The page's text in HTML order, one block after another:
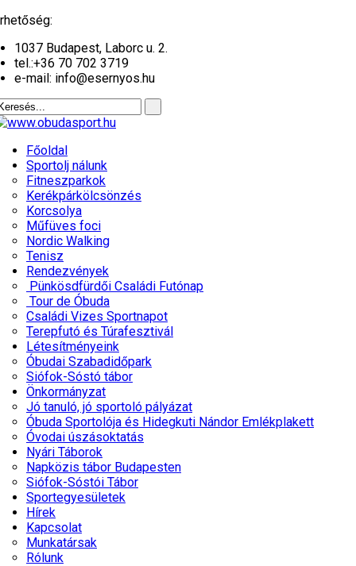
1037 Budapest, Laborc u. 2.
tel.:+36 70 702 3719
e-mail: info@esernyos.hu
Főoldal
Sportolj nálunk
Fitneszparkok
Kerékpárkölcsönzés
Korcsolya
Műfüves foci
Nordic Walking
Tenisz
Rendezvények
Pünkösdfürdői Családi Futónap
Tour de Óbuda
Családi Vizes Sportnapot
Terepfutó és Túrafesztivál
Létesítményeink
Óbudai Szabadidőpark
Siófok-Sóstó tábor
Önkormányzat
Jó tanuló, jó sportoló pályázat
Óbuda Sportolója és Hidegkuti Nándor Emlékplakett
Óvodai úszásoktatás
Nyári Táborok
Napközis tábor Budapesten
Siófok-Sóstói Tábor
Sportegyesületek
Hírek
Kapcsolat
Munkatársak
Rólunk